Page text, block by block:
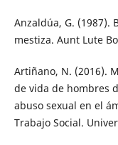
Anzaldúa, G. (1987).
mestiza. Aunt Lute
Artiñano, N. (2016).
de vida de hombres
abuso sexual en el
Trabajo Social.